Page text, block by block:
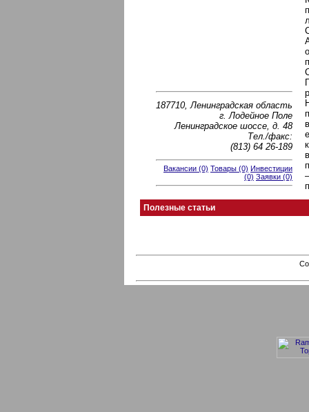
187710, Ленинградская область
г. Лодейное Поле
Ленинградское шоссе, д. 48
Тел./факс:
(813) 64 26-189
Вакансии (0) Товары (0) Инвестиции
(0) Заявки (0)
Полезные статьи